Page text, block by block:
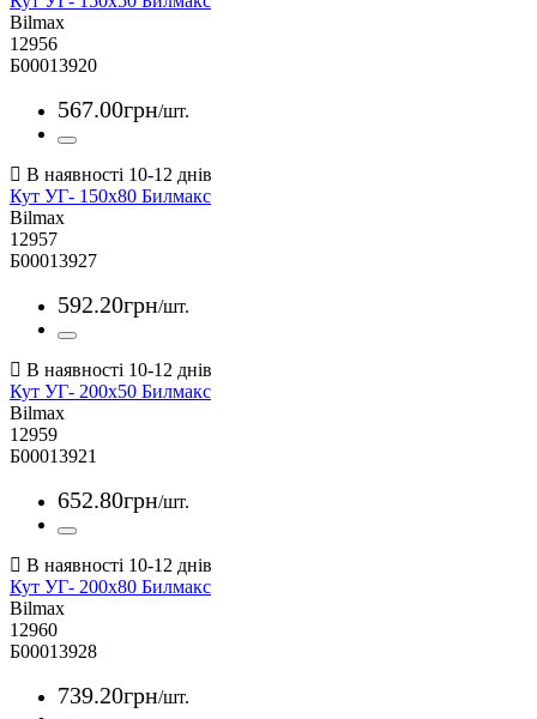
Bilmax
12956
Б00013920
567.00грн/шт.
Кут УГ- 150х80 Билмакс
Bilmax
12957
Б00013927
592.20грн/шт.
Кут УГ- 200х50 Билмакс
Bilmax
12959
Б00013921
652.80грн/шт.
Кут УГ- 200х80 Билмакс
Bilmax
12960
Б00013928
739.20грн/шт.